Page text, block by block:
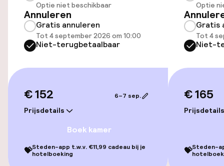
Fietsen beschikbaar
Toegankelijkheid
Overal rolstoeltoegankelijk
Lift
Voor toegankelijkheid
geoptimaliseerde kamers beschikbaar
Kamers
Optie niet beschikbaar
Annuleren
Gratis annuleren
Tot 4 september 2026 om 10:00
Niet-terugbetaalbaar
€ 152
Prijsdetails
6–7 sep.
Boek kamer
💝Steden-app t.w.v. €11,99 cadeau bij je
hotelboeking
Optie
Gratis
Tot 4
Niet-
€ 165
Prijsdetails
💝Steden-